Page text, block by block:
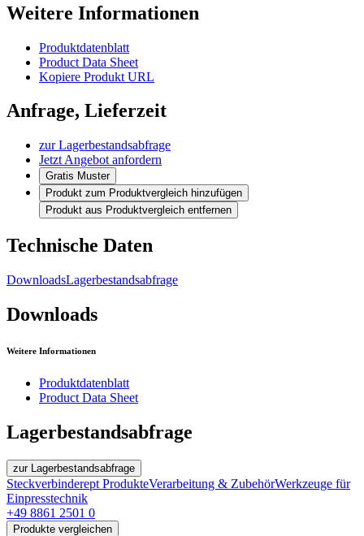
Weitere Informationen
Produktdatenblatt
Product Data Sheet
Kopiere Produkt URL
Anfrage, Lieferzeit
zur Lagerbestandsabfrage
Jetzt Angebot anfordern
Gratis Muster
Produkt zum Produktvergleich hinzufügen
Produkt aus Produktvergleich entfernen
Technische Daten
DownloadsLagerbestandsabfrage
Downloads
Weitere Informationen
Produktdatenblatt
Product Data Sheet
Lagerbestandsabfrage
zur Lagerbestandsabfrage
Steckverbinderept ProdukteVerarbeitung & ZubehörWerkzeuge für
Einpresstechnik
+49 8861 2501 0
Produkte vergleichen